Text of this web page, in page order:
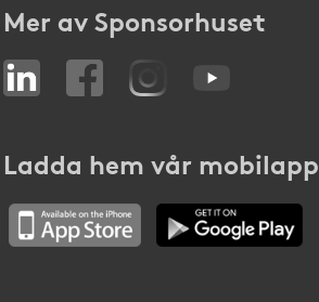
Mer av Sponsorhuset
Ladda hem vår mobilapp